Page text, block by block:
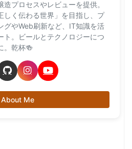
プロセスやレビューを提供。
しく伝わる世界」を目指し、プ
グやWeb刷新など、IT知識を活
ト。ビールとテクノロジーにつ
。乾杯🍻
About Me